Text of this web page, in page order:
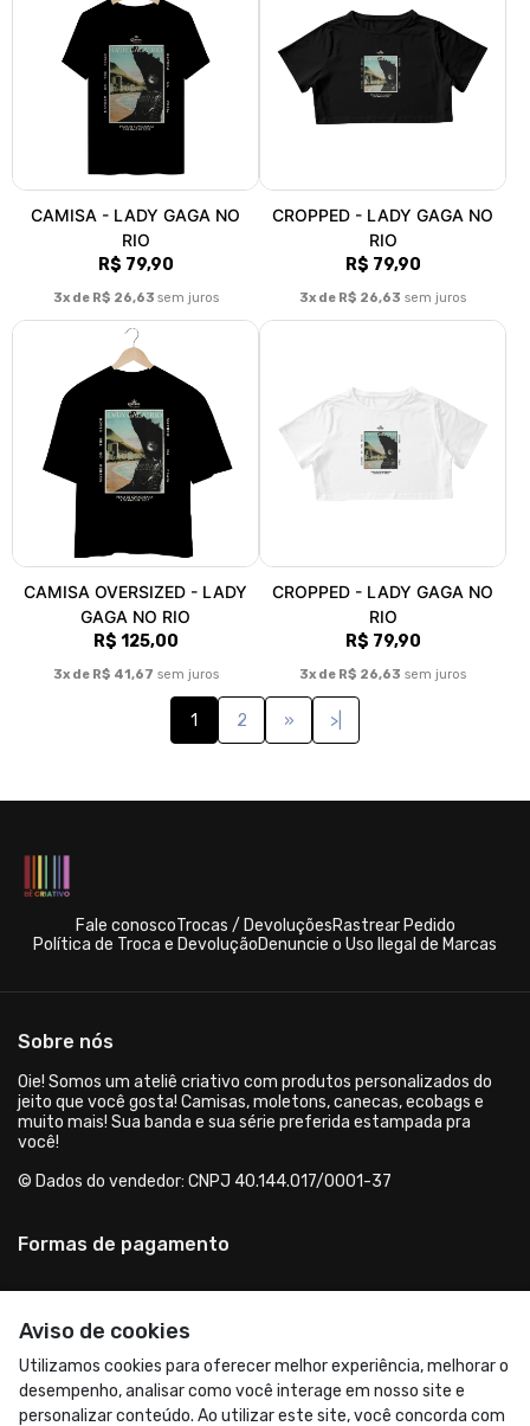
CAMISA - LADY GAGA NO
RIO
R$ 79,90
3x de R$ 26,63 sem juros
CROPPED - LADY GAGA NO
RIO
R$ 79,90
3x de R$ 26,63 sem juros
CAMISA OVERSIZED - LADY
GAGA NO RIO
R$ 125,00
3x de R$ 41,67 sem juros
CROPPED - LADY GAGA NO
RIO
R$ 79,90
3x de R$ 26,63 sem juros
1 2 » >|
Aviso de cookies
Utilizamos cookies para oferecer melhor experiência, melhorar o
desempenho, analisar como você interage em nosso site e
personalizar conteúdo. Ao utilizar este site, você concorda com
Fale conoscoTrocas / DevoluçõesRastrear Pedido
Política de Troca e DevoluçãoDenuncie o Uso Ilegal de Marcas
Sobre nós
Oie! Somos um ateliê criativo com produtos personalizados do
jeito que você gosta! Camisas, moletons, canecas, ecobags e
muito mais! Sua banda e sua série preferida estampada pra
você!
© Dados do vendedor: CNPJ 40.144.017/0001-37
Formas de pagamento